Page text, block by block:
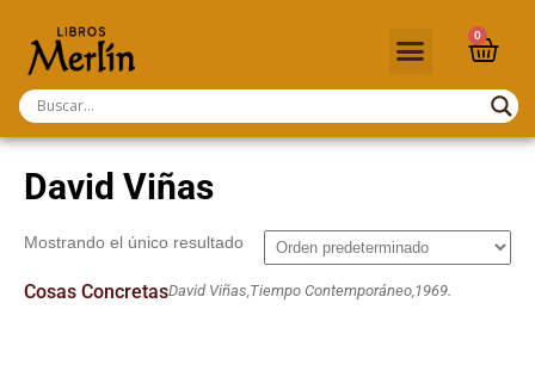
0
David Viñas
Mostrando el único resultado
Cosas ConcretasDavid Viñas,Tiempo Contemporáneo,1969.